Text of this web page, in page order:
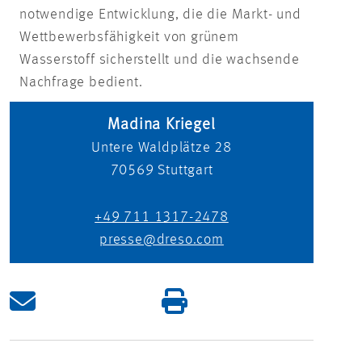
notwendige Entwicklung, die die Markt- und
Wettbewerbsfähigkeit von grünem
Wasserstoff sicherstellt und die wachsende
Nachfrage bedient.
Madina Kriegel
Untere Waldplätze 28
70569 Stuttgart
+49 711 1317-2478
presse@dreso.com